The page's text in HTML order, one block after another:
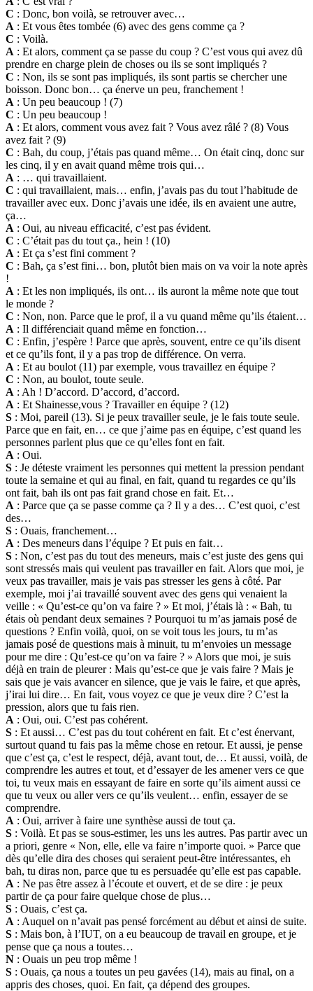
C : Donc, bon voilà, se retrouver avec…
A : Et vous êtes tombée (6) avec des gens comme ça ?
C : Voilà.
A : Et alors, comment ça se passe du coup ? C’est vous qui avez dû
prendre en charge plein de choses ou ils se sont impliqués ?
C : Non, ils se sont pas impliqués, ils sont partis se chercher une
boisson. Donc bon… ça énerve un peu, franchement !
A : Un peu beaucoup ! (7)
C : Un peu beaucoup !
A : Et alors, comment vous avez fait ? Vous avez râlé ? (8) Vous
avez fait ? (9)
C : Bah, du coup, j’étais pas quand même… On était cinq, donc sur
les cinq, il y en avait quand même trois qui…
A : … qui travaillaient.
C : qui travaillaient, mais… enfin, j’avais pas du tout l’habitude de
travailler avec eux. Donc j’avais une idée, ils en avaient une autre,
ça…
A : Oui, au niveau efficacité, c’est pas évident.
C : C’était pas du tout ça., hein ! (10)
A : Et ça s’est fini comment ?
C : Bah, ça s’est fini… bon, plutôt bien mais on va voir la note après
!
A : Et les non impliqués, ils ont… ils auront la même note que tout
le monde ?
C : Non, non. Parce que le prof, il a vu quand même qu’ils étaient…
A : Il différenciait quand même en fonction…
C : Enfin, j’espère ! Parce que après, souvent, entre ce qu’ils disent
et ce qu’ils font, il y a pas trop de différence. On verra.
A : Et au boulot (11) par exemple, vous travaillez en équipe ?
C : Non, au boulot, toute seule.
A : Ah ! D’accord. D’accord, d’accord.
A : Et Shainesse,vous ? Travailler en équipe ? (12)
S : Moi, pareil (13). Si je peux travailler seule, je le fais toute seule.
Parce que en fait, en… ce que j’aime pas en équipe, c’est quand les
personnes parlent plus que ce qu’elles font en fait.
A : Oui.
S : Je déteste vraiment les personnes qui mettent la pression pendant
toute la semaine et qui au final, en fait, quand tu regardes ce qu’ils
ont fait, bah ils ont pas fait grand chose en fait. Et…
A : Parce que ça se passe comme ça ? Il y a des… C’est quoi, c’est
des…
S : Ouais, franchement…
A : Des meneurs dans l’équipe ? Et puis en fait…
S : Non, c’est pas du tout des meneurs, mais c’est juste des gens qui
sont stressés mais qui veulent pas travailler en fait. Alors que moi, je
veux pas travailler, mais je vais pas stresser les gens à côté. Par
exemple, moi j’ai travaillé souvent avec des gens qui venaient la
veille : « Qu’est-ce qu’on va faire ? » Et moi, j’étais là : « Bah, tu
étais où pendant deux semaines ? Pourquoi tu m’as jamais posé de
questions ? Enfin voilà, quoi, on se voit tous les jours, tu m’as
jamais posé de questions mais à minuit, tu m’envoies un message
pour me dire : Qu’est-ce qu’on va faire ? » Alors que moi, je suis
déjà en train de pleurer : Mais qu’est-ce que je vais faire ? Mais je
sais que je vais avancer en silence, que je vais le faire, et que après,
j’irai lui dire… En fait, vous voyez ce que je veux dire ? C’est la
pression, alors que tu fais rien.
A : Oui, oui. C’est pas cohérent.
S : Et aussi… C’est pas du tout cohérent en fait. Et c’est énervant,
surtout quand tu fais pas la même chose en retour. Et aussi, je pense
que c’est ça, c’est le respect, déjà, avant tout, de… Et aussi, voilà, de
comprendre les autres et tout, et d’essayer de les amener vers ce que
toi, tu veux mais en essayant de faire en sorte qu’ils aiment aussi ce
que tu veux ou aller vers ce qu’ils veulent… enfin, essayer de se
comprendre.
A : Oui, arriver à faire une synthèse aussi de tout ça.
S : Voilà. Et pas se sous-estimer, les uns les autres. Pas partir avec un
a priori, genre « Non, elle, elle va faire n’importe quoi. » Parce que
dès qu’elle dira des choses qui seraient peut-être intéressantes, eh
bah, tu diras non, parce que tu es persuadée qu’elle est pas capable.
A : Ne pas être assez à l’écoute et ouvert, et de se dire : je peux
partir de ça pour faire quelque chose de plus…
S : Ouais, c’est ça.
A : Auquel on n’avait pas pensé forcément au début et ainsi de suite.
S : Mais bon, à l’IUT, on a eu beaucoup de travail en groupe, et je
pense que ça nous a toutes…
N : Ouais un peu trop même !
S : Ouais, ça nous a toutes un peu gavées (14), mais au final, on a
appris des choses, quoi. En fait, ça dépend des groupes.